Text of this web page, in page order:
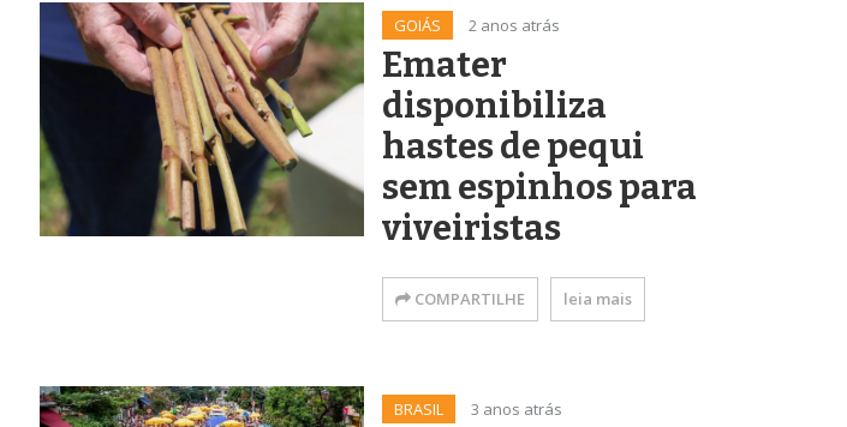
GOIÁS 2 anos atrás
Emater
disponibiliza
hastes de pequi
sem espinhos para
viveiristas
COMPARTILHE leia mais
BRASIL 3 anos atrás